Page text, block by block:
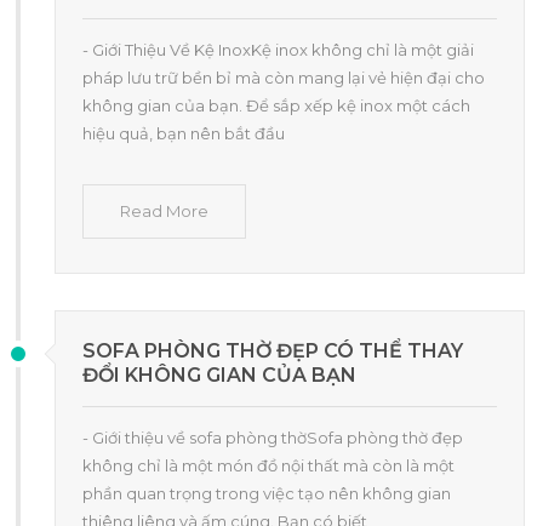
- Giới Thiệu Về Kệ InoxKệ inox không chỉ là một giải
pháp lưu trữ bền bỉ mà còn mang lại vẻ hiện đại cho
không gian của bạn. Để sắp xếp kệ inox một cách
hiệu quả, bạn nên bắt đầu
Read More
SOFA PHÒNG THỜ ĐẸP CÓ THỂ THAY
ĐỔI KHÔNG GIAN CỦA BẠN
- Giới thiệu về sofa phòng thờSofa phòng thờ đẹp
không chỉ là một món đồ nội thất mà còn là một
phần quan trọng trong việc tạo nên không gian
thiêng liêng và ấm cúng. Bạn có biết